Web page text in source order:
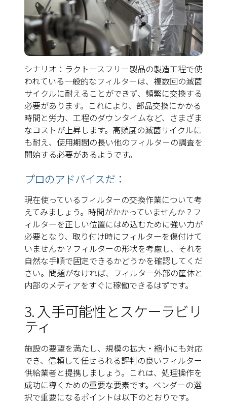
シナリオ：ラクトースフリー製品の製造工程で使
われている一般的なフィルターは、複数回の滅菌
サイクルに耐えることができず、頻繁に交換する
必要があります。これにより、部品交換にかかる
時間と労力、工程のダウンタイムなど、さまざま
なコストが上昇します。高頻度の滅菌サイクルに
も耐え、使用期間の長い他のフィルターの調査を
開始する必要があるようです。
プロのアドバイスだ：
現在使っているフィルターの交換作業について考
えてみましょう。時間がかかっていませんか？フ
ィルターを正しい位置にはめ込むために強い力が
必要となり、取り付け時にフィルターを傷付けて
いませんか？フィルターの形状を考慮し、それを
自然な手順で固定できるかどうかを確認してくだ
さい。問題がなければ、フィルター外部の筐体と
内部のメディアをすぐに稼働できるはずです。
3. 入手可能性とスケーラビリ
ティ
施設の要望を満たし、規模の拡大・縮小にも対応
でき、信頼して任せられる評判の良いフィルター
供給業者と提携しましょう。これは、処理操作を
成功に導くための重要な要素です。ベンダーの選
択で重要になるポイントは以下のとおりです。